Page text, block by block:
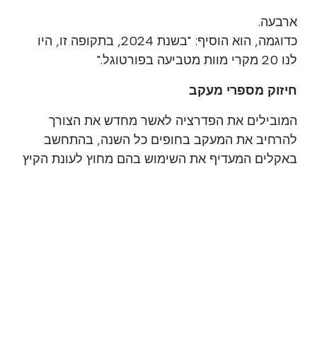
ארבעה.
כדוגמה, הוא הוסיף: "בשנת 2024, בתקופה זו, היו
לנו 20 מקרי מוות מטביעה בפורטוגל."
חיזוק מספרי מעקב
המובילים את הפדרציה לאשר מחדש את הצורך
להרחיב את המעקב בחופים כל השנה, בהתחשב
באקלים המעדיף את השימוש בהם מחוץ לעונת הקיץ